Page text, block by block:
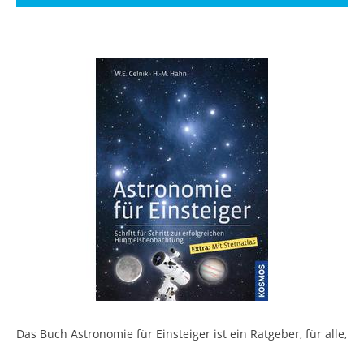
Das Buch Astronomie für Einsteiger ist ein Ratgeber, für alle,